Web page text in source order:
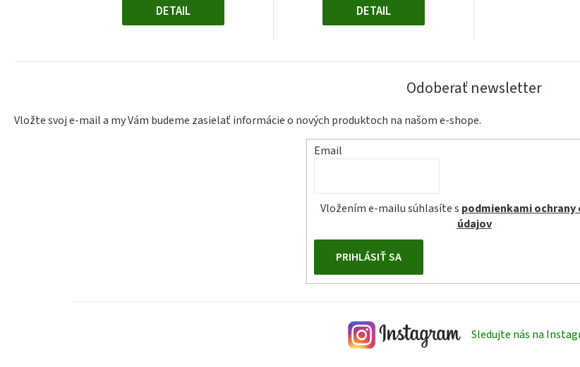
DETAIL DETAIL
Odoberať newsletter
Vložte svoj e-mail a my Vám budeme zasielať informácie o nových produktoch na našom e-shope.
Email
Vložením e-mailu súhlasíte s podmienkami ochrany
údajov
PRIHLÁSIŤ SA
Sledujte nás na